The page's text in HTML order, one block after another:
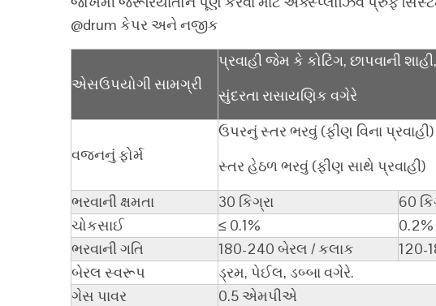
@drum કેપર અને નજીક
એસઉપયોગી સામગ્રી
પ્રવાહી જેમ કે કોટિંગ, છાપવાની
સુંદરતા રાસાયણિક વગેરે
વજનનું ફોર્મ
ઉપરનું સ્તર ભરવું (ફીણ વિના પ્રવાહી)
સ્તર હેઠળ ભરવું (ફીણ સાથે પ્રવાહી)
ભરવાની ક્ષમતા
30 કિગ્રા 60
ચોકસાઈ
≤ 0.1% 0.2%
ભરવાની ગતિ
180-240 બેરલ / કલાક 120-
બેરલ સ્વરૂપ
ડ્રમ, પેઈલ, ડબ્બા વગેરે.
ગેસ પાવર
0.5 એમપીએ